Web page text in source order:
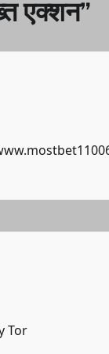
एक्शन”
Tor